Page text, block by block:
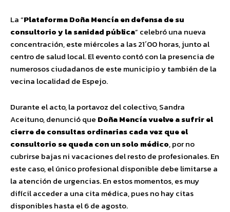
La “Plataforma Doña Mencía en defensa de su
consultorio y la sanidad pública” celebró una nueva
concentración, este miércoles a las 21´00 horas, junto al
centro de salud local. El evento contó con la presencia de
numerosos ciudadanos de este municipio y también de la
vecina localidad de Espejo.
Durante el acto, la portavoz del colectivo, Sandra
Aceituno, denunció que Doña Mencía vuelve a sufrir el
cierre de consultasordinarias cada vez que el
consultorio se queda con un solo médico, por no
cubrirse bajas ni vacaciones del resto de profesionales. En
este caso, el único profesional disponible debe limitarse a
la atención de urgencias. En estos momentos, es muy
difícil acceder a una cita médica, pues no hay citas
disponibles hasta el 6 de agosto.